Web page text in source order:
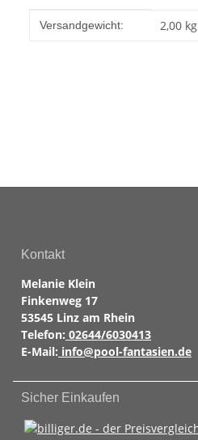
Produkteigenschaft
Wert
Versandgewicht: 2,00 kg
Kontakt
Melanie Klein
Finkenweg 17
53545 Linz am Rhein
Telefon: 02644/6030413
E-Mail: info@pool-fantasien.de
Sicher Einkaufen